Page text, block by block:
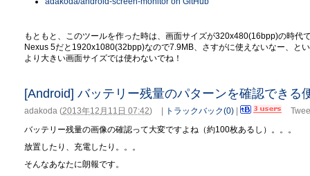
もともと、このツールを作った時は、画面サイズが320x480(16bpp)の時代
Nexus 5だと1920x1080(32bpp)なので7.9MB、さすがに使えないなー、と
より大きい画面サイズでは使わないでね！
[Android] バッテリー残量のパターンを確認できる
adakoda (2013年12月11日 07:42) | トラックバック(0) |
バッテリー残量の画像の確認って大変ですよね（約100枚あるし）。。。
放置したり、充電したり。。。
そんなあなたに朗報です。